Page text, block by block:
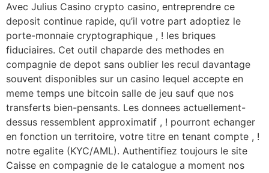
Avec Julius Casino crypto casino, entreprendre ce
deposit continue rapide, qu’il votre part adoptiez le
porte-monnaie cryptographique , ! les briques
fiduciaires. Cet outil chaparde des methodes en
compagnie de depot sans oublier les recul davantage
souvent disponibles sur un casino lequel accepte en
meme temps une bitcoin salle de jeu sauf que nos
transferts bien-pensants. Les donnees actuellement-
dessus ressemblent approximatif , ! pourront echanger
en fonction un territoire, votre titre en tenant compte , !
notre egalite (KYC/AML). Authentifiez toujours le site
Caisse en compagnie de le catalogue a moment nos